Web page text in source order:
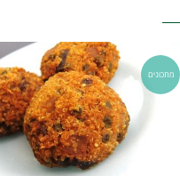
מתכונים